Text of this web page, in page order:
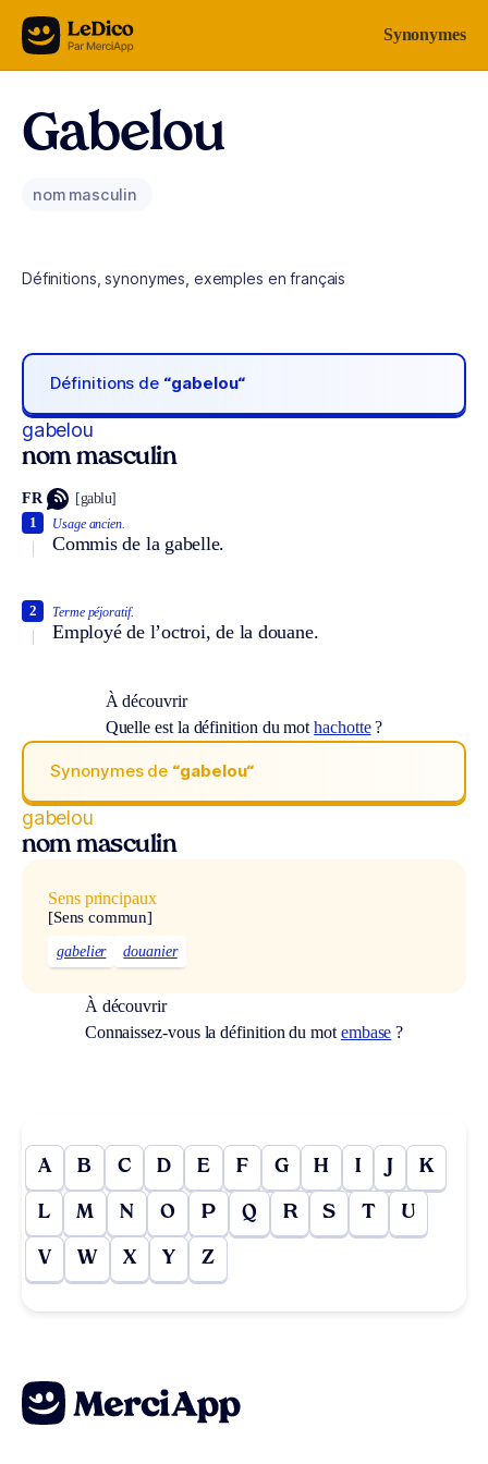
Aller au contenu Synonymes
Gabelou
nom masculin
Définitions, synonymes, exemples en français
Définitions de “gabelou“
gabelou
nom masculin
FR [gablu]
Usage ancien.
Commis de la gabelle.
1
Terme péjoratif.
Employé de l’octroi, de la douane.
2
À découvrir
Quelle est la définition du mothachotte?
Synonymes de “gabelou“
gabelou
nom masculin
Sens principaux
[Sens commun]
gabelier douanier
À découvrir
Connaissez-vous la définition du mot embase ?
A B C D E F G H I J K
L M N O P Q R S T U
V W X Y Z